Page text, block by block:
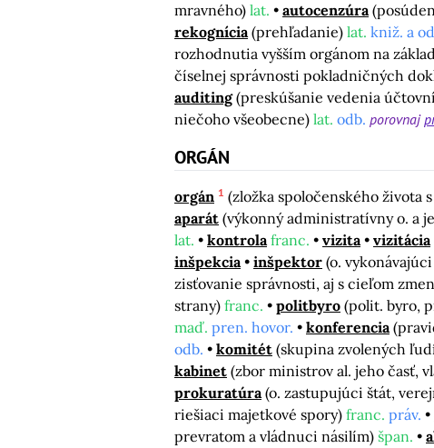
mravného) lat. autocenzúra
rekognícia (prehľadanie) lat. kniž. a
rozhodnutia vyšším orgánom na
číselnej správnosti pokladničných
auditing (preskúšanie vedenia
niečoho všeobecne) lat. odb. porovnaj
ORGÁN
orgán 1 (zložka spoločenského života
aparát (výkonný administratívny o. a
lat.
kontrola franc. vizita vizitácia
inšpekcia
inšpektor (o.
zisťovanie správnosti, aj s cieľom
strany) franc. politbyro (polit. byro,
maď. pren. hovor. konferencia
odb.
komitét (skupina zvolených
kabinet (zbor ministrov al. jeho časť,
prokuratúra (o. zastupujúci štát,
riešiaci majetkové spory) franc. práv.
prevratom a vládnuci násilím) špan.